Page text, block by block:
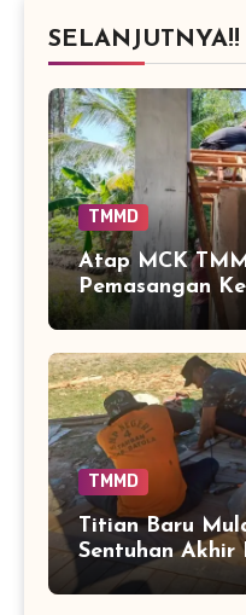
SELANJUTNYA!!
TMMD
Atap MCK
Pemasangan
Sentuhan Akhir
Tamban Bangun
TMMD
Titian Baru
Sentuhan Akhir
Perkuat Akses
Bangun